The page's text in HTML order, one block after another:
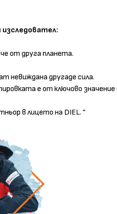
изследовател:
от другапланета.
невижданадругаде сила.
е от ключово значение
в лицето на DIEL. ”